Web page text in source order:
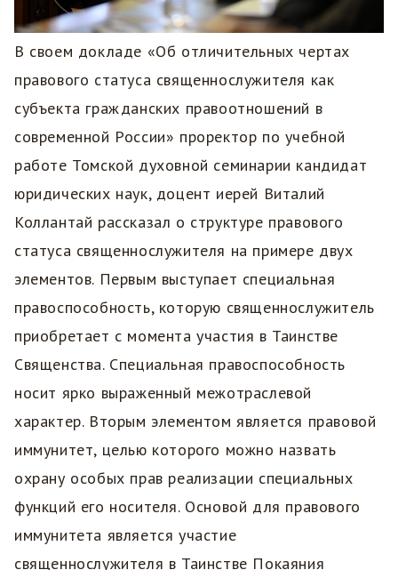
В своем докладе «Об отличительных чертах
правового статуса священнослужителя как
субъекта гражданских правоотношений в
современной России» проректор по учебной
работе Томской духовной семинарии кандидат
юридических наук, доцент иерей Виталий
Коллантай рассказал о структуре правового
статуса священнослужителя на примере двух
элементов. Первым выступает специальная
правоспособность, которую священнослужитель
приобретает с момента участия в Таинстве
Священства. Специальная правоспособность
носит ярко выраженный межотраслевой
характер. Вторым элементом является правовой
иммунитет, целью которого можно назвать
охрану особых прав реализации специальных
функций его носителя. Основой для правового
иммунитета является участие
священнослужителя в Таинстве Покаяния